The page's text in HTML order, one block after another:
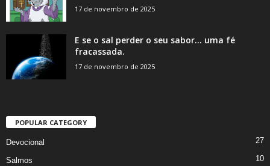
17 de novembro de 2025
E se o sal perder o seu sabor… uma fé
fracassada.
17 de novembro de 2025
POPULAR CATEGORY
Devocional 27
Salmos 10